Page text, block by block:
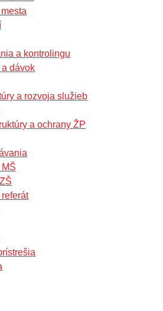
a kontrolingu
dávok
a rozvoja služieb
a ochrany ŽP